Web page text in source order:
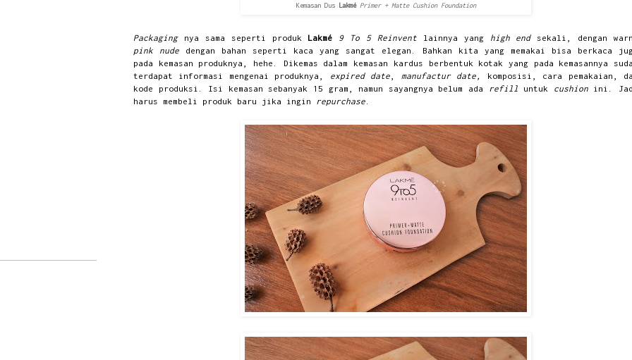
Kemasan Dus Lakmé Primer + Matte Cushion Foundation
Packagingnya sama seperti produk Lakmé 9 To 5 Reinvent lainnya yang high end sekali, dengan
pink nude dengan bahan seperti kaca yang sangat elegan. Bahkan kita yang memakai bisa berkaca
pada kemasan produknya, hehe. Dikemas dalam kemasan kardus berbentuk kotak yang pada kemasannya
terdapat informasi mengenai produknya, expired date, manufactur date, komposisi, cara pemakaian,
kode produksi. Isi kemasan sebanyak 15 gram, namun sayangnya belum ada refill untuk cushion ini.
harus membeli produk baru jika ingin repurchase.